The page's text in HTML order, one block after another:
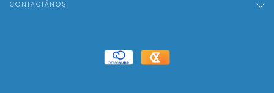
CONTACTÁNOS